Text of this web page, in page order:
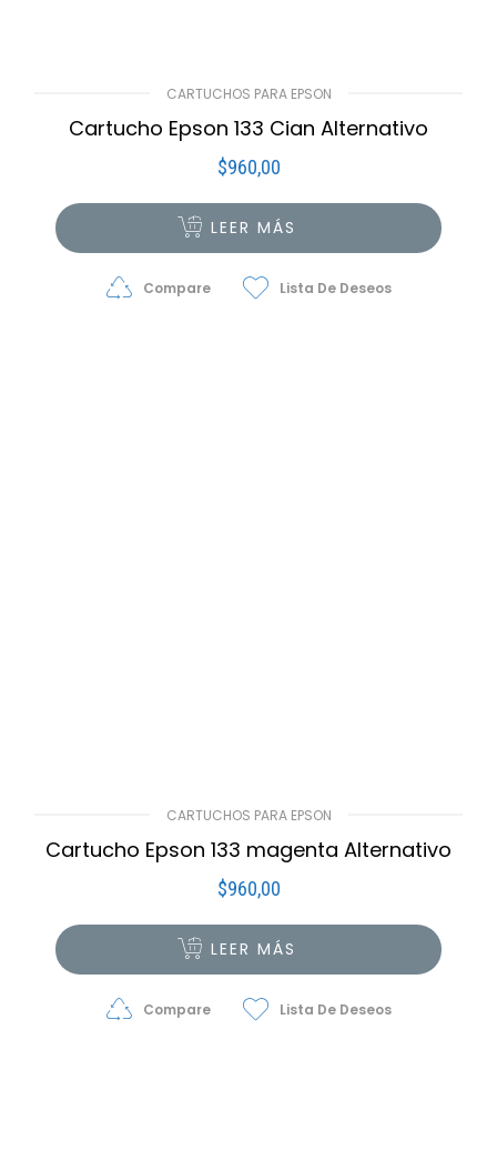
CARTUCHOS PARA EPSON
Cartucho Epson 133 Cian Alternativo
$960,00
LEER MÁS
Compare Lista De Deseos
CARTUCHOS PARA EPSON
Cartucho Epson 133 magenta Alternativo
$960,00
LEER MÁS
Compare Lista De Deseos